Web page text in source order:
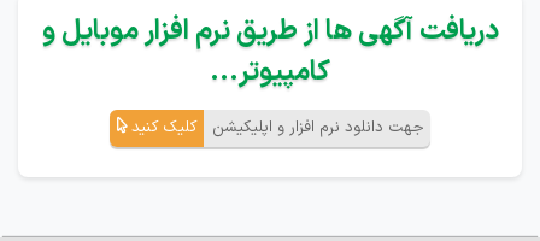
دریافت آگهی ها از طریق نرم افزار موبایل و
کامپیوتر...
جهت دانلود نرم افزار و اپلیکیشن کلیک کنید